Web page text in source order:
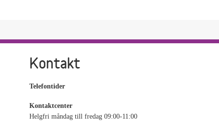
Kontakt
Telefontider
Kontaktcenter
Helgfri måndag till fredag 09:00-11:00